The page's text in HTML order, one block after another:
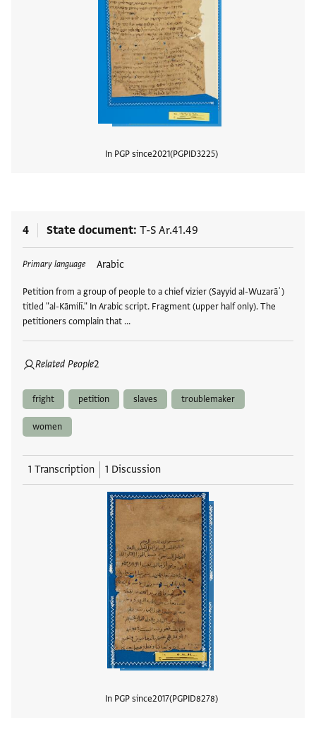
In PGP since2021 PGPID3225
4 State document T-S Ar.41.49
Primary language Arabic
Petition from a group of people to a chief vizier (Sayyid al-Wuzarāʾ)
titled "al-Kāmilī." In Arabic script. Fragment (upper half only). The
petitioners complain that …
Related People2
Tags
fright petition slaves troublemaker
women
1 Transcription 1 Discussion
In PGP since2017 PGPID8278